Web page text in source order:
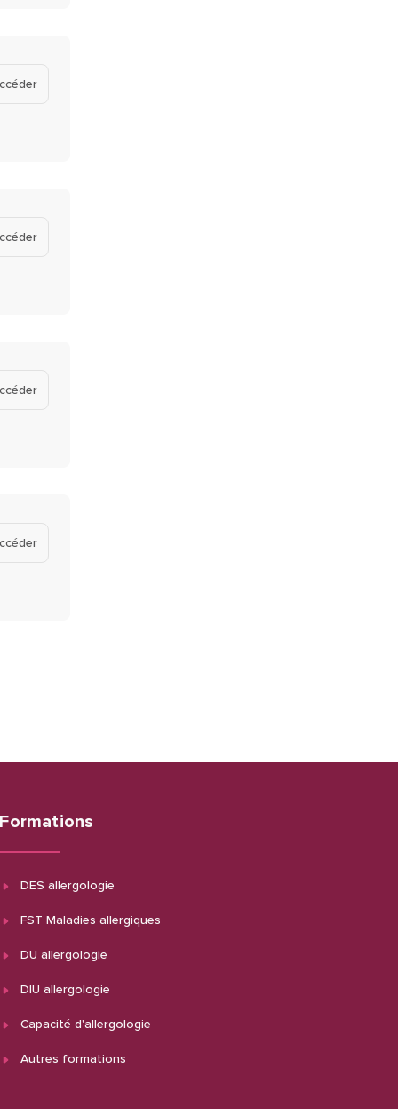
Formations
DES allergologie
FST Maladies allergiques
DU allergologie
DIU allergologie
Capacité d'allergologie
Autres formations